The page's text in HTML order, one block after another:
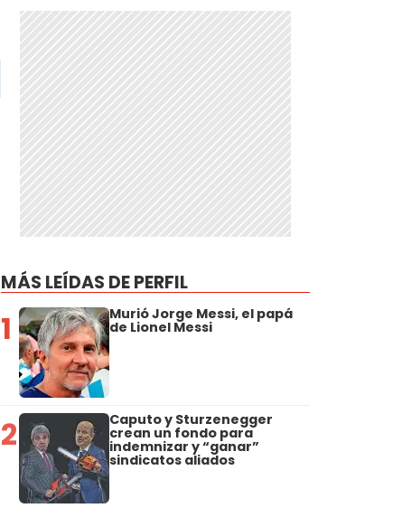
MÁS LEÍDAS DE PERFIL
1 Murió Jorge Messi, el papá
de Lionel Messi
2 Caputo y Sturzenegger
crean un fondo para
indemnizar y “ganar”
sindicatos aliados